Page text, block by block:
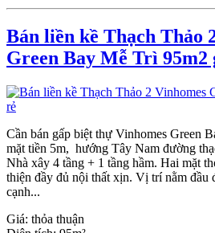
Bán liền kề Thạch Thảo
Green Bay Mễ Trì 95m2
Cần bán gấp biệt thự Vinhomes Green
mặt tiền 5m, hướng Tây Nam đường
Nhà xây 4 tầng + 1 tầng hầm. Hai mặt
thiện đầy đủ nội thất xịn. Vị trí nằm
cạnh...
Giá: thỏa thuận